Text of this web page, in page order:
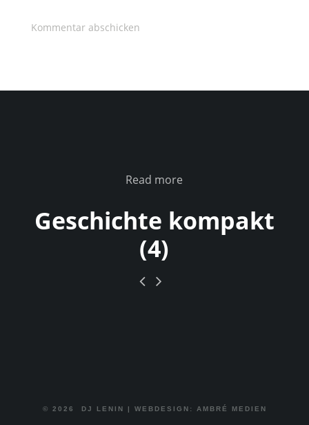
Read more
Geschichte kompakt
(4)
© 2026 DJ LENIN | WEBDESIGN: AMBRÉ MEDIEN